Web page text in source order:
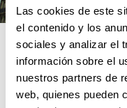
Las cookies de este
el contenido y los
sociales y analizar el
información sobre el
nuestros partners de
web, quienes pueden
RAZONES
MÁSTER